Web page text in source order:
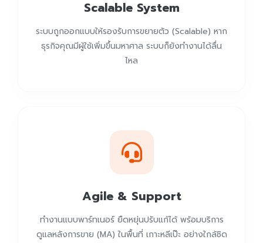
Scalable System
ระบบถูกออกแบบให้รองรับการขยายตัว (Scalable) หาก
ธุรกิจคุณมีผู้ใช้เพิ่มขึ้นมหาศาล ระบบก็ยังทำงานได้ลื่น
ไหล
Agile & Support
ทำงานแบบพาร์ทเนอร์ ยืดหยุ่นปรับแก้ได้ พร้อมบริการ
ดูแลหลังการขาย (MA) ในพื้นที่ เกาะหลีเป๊ะ อย่างใกล้ชิด